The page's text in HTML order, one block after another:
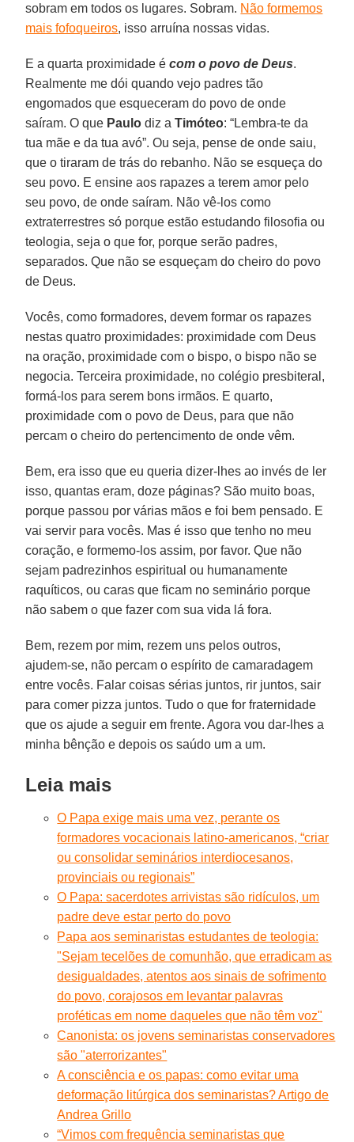
sobram em todos os lugares. Sobram. Não formemos
mais fofoqueiros, isso arruína nossas vidas.
E a quarta proximidade écom o povo de Deus.
Realmente me dói quando vejo padres tão
engomados que esqueceram do povo de onde
saíram. O que Paulo diz aTimóteo: “Lembra-te da
tua mãe e da tua avó”. Ou seja, pense de onde saiu,
que o tiraram de trás do rebanho. Não se esqueça do
seu povo. E ensine aos rapazes a terem amor pelo
seu povo, de onde saíram. Não vê-los como
extraterrestres só porque estão estudando filosofia ou
teologia, seja o que for, porque serão padres,
separados. Que não se esqueçam do cheiro do povo
de Deus.
Vocês, como formadores, devem formar os rapazes
nestas quatro proximidades: proximidade com Deus
na oração, proximidade com o bispo, o bispo não se
negocia. Terceira proximidade, no colégio presbiteral,
formá-los para serem bons irmãos. E quarto,
proximidade com o povo de Deus, para que não
percam o cheiro do pertencimento de onde vêm.
Bem, era isso que eu queria dizer-lhes ao invés de ler
isso, quantas eram, doze páginas? São muito boas,
porque passou por várias mãos e foi bem pensado. E
vai servir para vocês. Mas é isso que tenho no meu
coração, e formemo-los assim, por favor. Que não
sejam padrezinhos espiritual ou humanamente
raquíticos, ou caras que ficam no seminário porque
não sabem o que fazer com sua vida lá fora.
Bem, rezem por mim, rezem uns pelos outros,
ajudem-se, não percam o espírito de camaradagem
entre vocês. Falar coisas sérias juntos, rir juntos, sair
para comer pizza juntos. Tudo o que for fraternidade
que os ajude a seguir em frente. Agora vou dar-lhes a
minha bênção e depois os saúdo um a um.
Leia mais
O Papa exige mais uma vez, perante os
formadores vocacionais latino-americanos, “criar
ou consolidar seminários interdiocesanos,
provinciais ou regionais”
O Papa: sacerdotes arrivistas são ridículos, um
padre deve estar perto do povo
Papa aos seminaristas estudantes de teologia:
"Sejam tecelões de comunhão, que erradicam as
desigualdades, atentos aos sinais de sofrimento
do povo, corajosos em levantar palavras
proféticas em nome daqueles que não têm voz"
Canonista: os jovens seminaristas conservadores
são "aterrorizantes"
A consciência e os papas: como evitar uma
deformação litúrgica dos seminaristas? Artigo de
Andrea Grillo
“Vimos com frequência seminaristas que